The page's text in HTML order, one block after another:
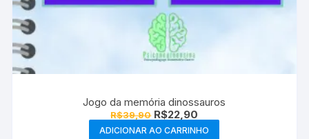
Jogo da memória dinossauros
R$39,90 O
preço
original
R$22,90
preço
atual
ADICIONAR AO CARRINHO